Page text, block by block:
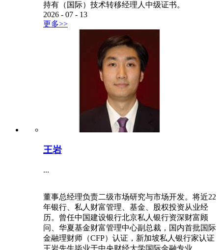
持有（国际）技术转移经理人中级证书。
2026 - 07 - 13
更多>>
王岩
...
董事总经理负责二级市场研究与市场开发。将近22
年银行、私人财富管理、基金、股权投资从业经
历。曾任中国建设银行北京私人银行资深财富顾
问、华夏基金财富管理中心副总裁，国内首批国际
金融理财师（CFP）认证，新加坡私人银行家认证
王岩先生毕业于中央财经大学国际金融专业